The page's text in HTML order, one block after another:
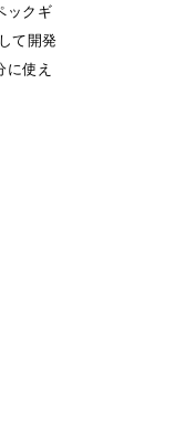
ックギ
て開発
使え